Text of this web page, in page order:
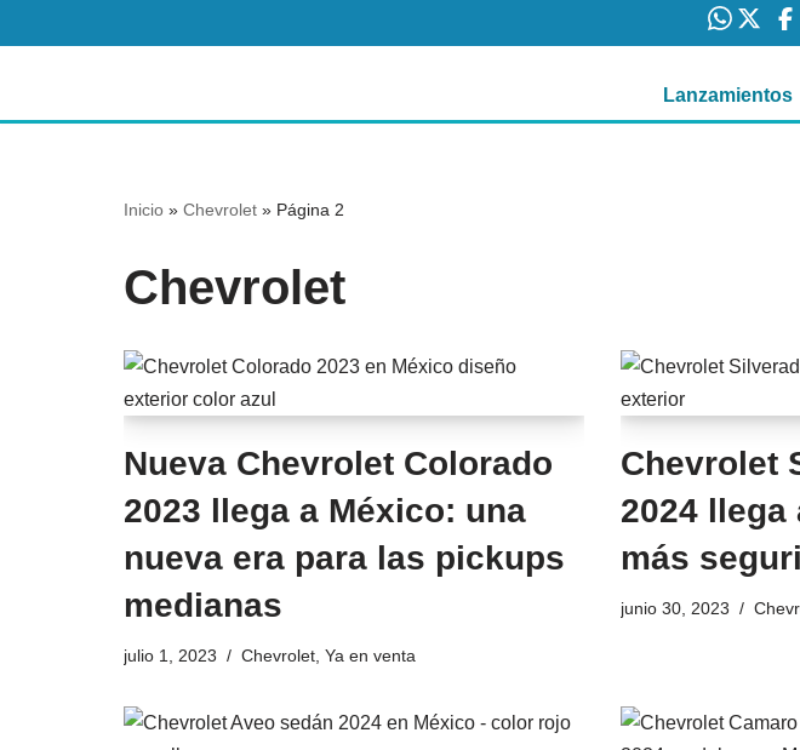
Lanzamientos
Inicio » Chevrolet » Página 2
Chevrolet
Nueva Chevrolet Colorado
2023 llega a México: una
nueva era para las pickups
medianas
julio 1, 2023 Chevrolet Ya en venta
Chevrolet
2024 llega
más
junio 30, 2023